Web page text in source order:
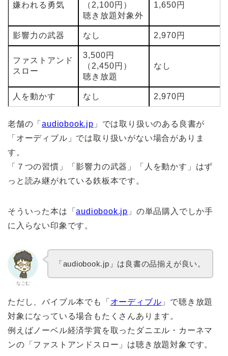
嫌われる勇気
（2,100円）
聴き放題対象外
1,650円
影響力の武器 なし 2,970円
ファストアンド
スロー
3,500円
（2,450円）
聴き放題
なし
人を動かす なし 2,970円
老舗の「audiobook.jp 」では取り扱いのある良書が
「オーディブル」では取り扱いがない場合がありま
す。
「７つの習慣」「影響力の武器」「人を動かす」はず
っと読み継がれている鉄板本です。
そういった本は「audiobook.jp 」の単品購入でしか手
に入らない印象です。
なごむ
「audiobook.jp」は良書の品揃えが良い。
ただし、バイブル本でも「 オーディブル 」で聴き放題
対象になっている場合もたくさんあります。
例えばノーベル経済学賞を取ったダニエル・カーネマ
ンの「ファストアンドスロー」は聴き放題対象です。